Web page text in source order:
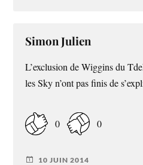
Simon Julien
L’exclusion de Wiggins du
les Sky n’ont pas finis de
0 0
10 JUIN 2014